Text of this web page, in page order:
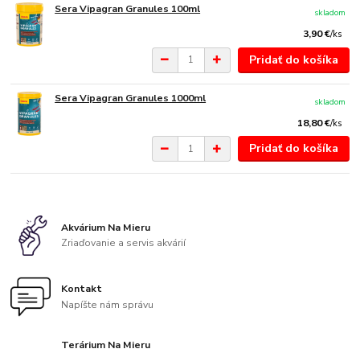
Sera Vipagran Granules 100ml
3,90 €/ks
skladom
Pridať do košíka
Sera Vipagran Granules 1000ml
18,80 €/ks
skladom
Pridať do košíka
Akvárium Na Mieru
Zriaďovanie a servis akvárií
Kontakt
Napíšte nám správu
Terárium Na Mieru